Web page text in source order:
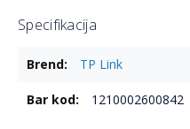
Specifikacija
informacija TP Link
1210002600842